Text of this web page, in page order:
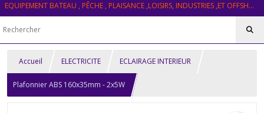
EQUIPEMENT BATEAU , PÊCHE , PLAISANCE ,LOISIRS, INDUSTRIES ,ET OFFSHORE
Accueil ELECTRICITE ECLAIRAGE INTERIEUR
Plafonnier ABS 160x35mm - 2x5W